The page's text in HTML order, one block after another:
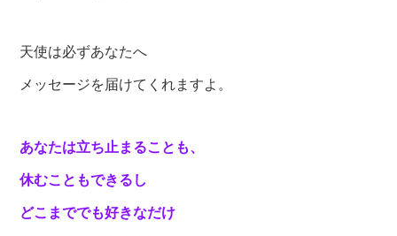
天使は必ずあなたへ
メッセージを届けてくれますよ。
あなたは立ち止まることも、
休むこともできるし
どこまででも好きなだけ